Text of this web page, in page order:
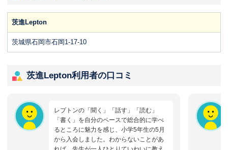
茨進Lepton
茨城県石岡市石岡1-17-10
茨進Lepton利用者の口コミ
レプトンの「聞く」「話す」「読む」
「書く」を自分のペースで総合的に学べ
るところに魅力を感じ、小学5年生の5月
から入会しました。わからないことがあ